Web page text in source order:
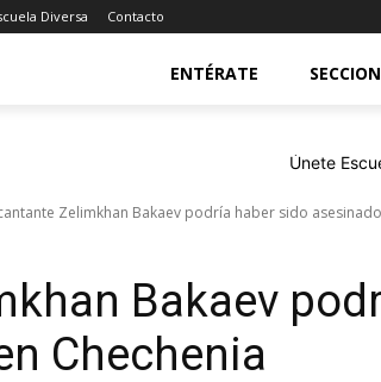
Diversa Contacto
ENTÉRATE
Zelimkhan Bakaev podría haber sido
Bakaev
Chechenia